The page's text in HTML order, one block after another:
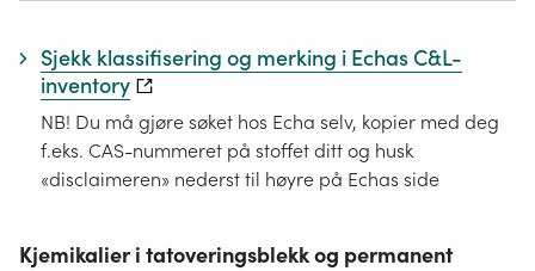
Sjekk klassifisering og merking i Echas C&L-
inventory
NB! Du må gjøre søket hos Echa selv, kopier med deg
f.eks. CAS-nummeret på stoffet ditt og husk
«disclaimeren» nederst til høyre på Echas side
Kjemikalier i tatoveringsblekk og permanent